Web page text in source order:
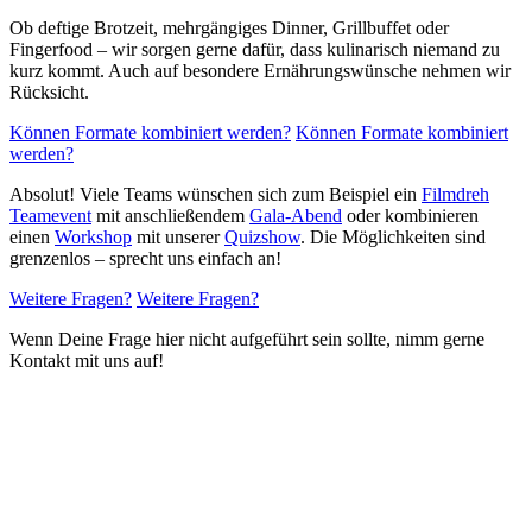
Ob deftige Brotzeit, mehrgängiges Dinner, Grillbuffet oder
Fingerfood – wir sorgen gerne dafür, dass kulinarisch niemand zu
kurz kommt. Auch auf besondere Ernährungswünsche nehmen wir
Rücksicht.
Können Formate kombiniert werden? Können Formate kombiniert
werden?
Absolut! Viele Teams wünschen sich zum Beispiel ein Filmdreh
Teamevent mit anschließendem Gala-Abend oder kombinieren
einen Workshop mit unsererQuizshow. Die Möglichkeiten sind
grenzenlos – sprecht uns einfach an!
Weitere Fragen? Weitere Fragen?
Wenn Deine Frage hier nicht aufgeführt sein sollte, nimm gerne
Kontakt mit uns auf!